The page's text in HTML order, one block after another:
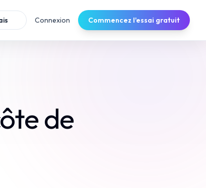
Connexion Commencez l'essai gratuit
de